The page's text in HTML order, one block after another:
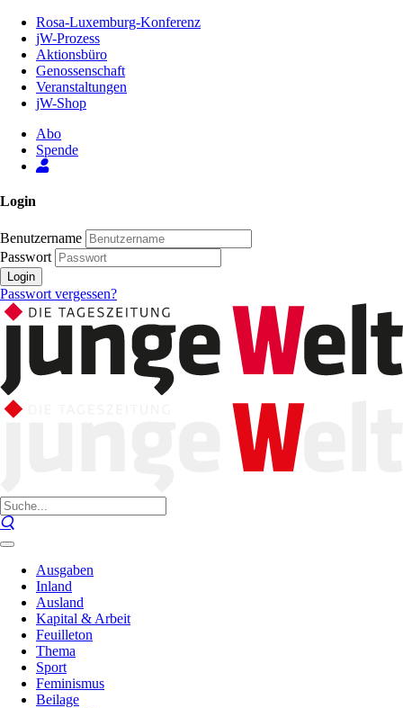
Inhalt
Seite
Rosa-Luxemburg-Konferenz
jW-Prozess
Aktionsbüro
Genossenschaft
Veranstaltungen
jW-Shop
Abo
Spende
Login
Benutzername
Passwort
Login
Passwort vergessen?
Ausgaben
Inland
Ausland
Kapital & Arbeit
Feuilleton
Thema
Sport
Feminismus
Beilage